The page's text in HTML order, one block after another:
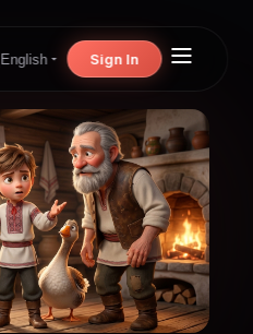
English Sign In